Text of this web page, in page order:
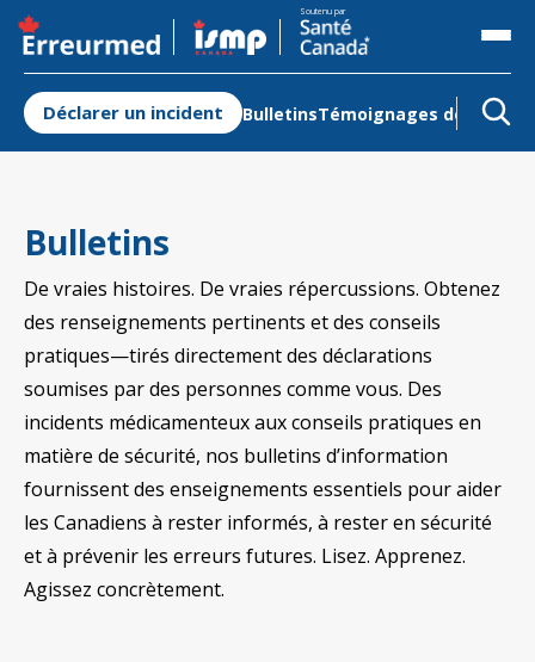
S'ouvre dans un nouvel ongletSoutenu par
Déclarer un incident BulletinsTémoignages de
Bulletins
De vraies histoires. De vraies répercussions. Obtenez
des renseignements pertinents et des conseils
pratiques—tirés directement des déclarations
soumises par des personnes comme vous. Des
incidents médicamenteux aux conseils pratiques en
matière de sécurité, nos bulletins d’information
fournissent des enseignements essentiels pour aider
les Canadiens à rester informés, à rester en sécurité
et à prévenir les erreurs futures. Lisez. Apprenez.
Agissez concrètement.